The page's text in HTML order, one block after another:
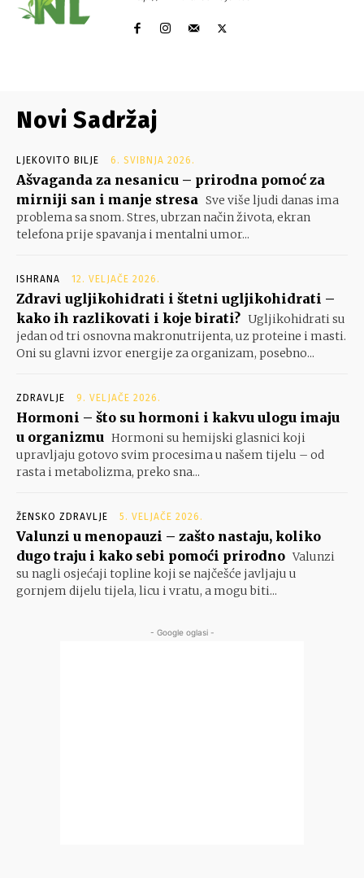
Novi Sadržaj
LJEKOVITO BILJE 6. SVIBNJA 2026.
Ašvaganda za nesanicu – prirodna pomoć za
mirniji san i manje stresa Sve više ljudi danas ima
problema sa snom. Stres, ubrzan način života, ekran
telefona prije spavanja i mentalni umor...
ISHRANA 12. VELJAČE 2026.
Zdravi ugljikohidrati i štetni ugljikohidrati –
kako ih razlikovati i koje birati? Ugljikohidrati su
jedan od tri osnovna makronutrijenta, uz proteine i masti.
Oni su glavni izvor energije za organizam, posebno...
ZDRAVLJE 9. VELJAČE 2026.
Hormoni – što su hormoni i kakvu ulogu imaju
u organizmu Hormoni su hemijski glasnici koji
upravljaju gotovo svim procesima u našem tijelu – od
rasta i metabolizma, preko sna...
ŽENSKO ZDRAVLJE 5. VELJAČE 2026.
Valunzi u menopauzi – zašto nastaju, koliko
dugo traju i kako sebi pomoći prirodno Valunzi
su nagli osjećaji topline koji se najčešće javljaju u
gornjem dijelu tijela, licu i vratu, a mogu biti...
- Google oglasi -